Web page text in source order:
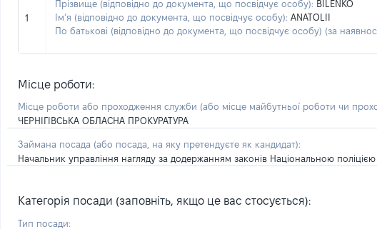
1
Прізвище (відповідно до документа, що посвідчує особу): BILENKO
Ім’я (відповідно до документа, що посвідчує особу): ANATOLII
По батькові (відповідно до документа, що посвідчує особу) (за
Місце роботи:
Місце роботи або проходження служби (або місце майбутньої роботи чи
ЧЕРНІГІВСЬКА ОБЛАСНА ПРОКУРАТУРА
Займана посада (або посада, на яку претендуєте як кандидат):
Начальник управління нагляду за додержанням законів Національною
Категорія посади (заповніть, якщо це вас стосується):
Тип посади: